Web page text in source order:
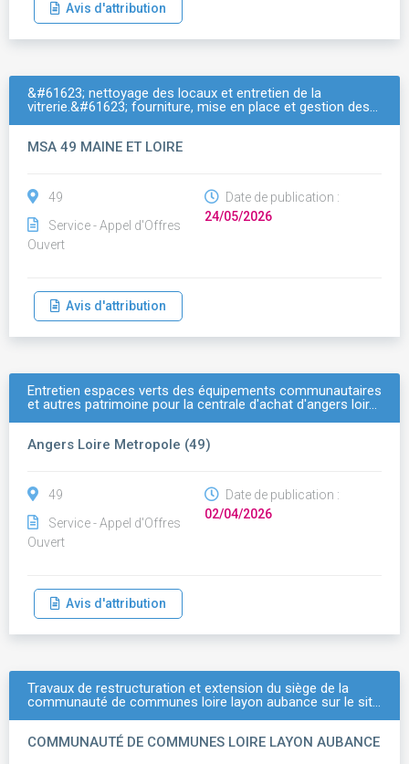
Avis d'attribution
&#61623; nettoyage des locaux et entretien de la
vitrerie.&#61623; fourniture, mise en place et gestion des…
MSA 49 MAINE ET LOIRE
49
Service - Appel d'Offres
Ouvert
Date de publication :
24/05/2026
Avis d'attribution
Entretien espaces verts des équipements communautaires
et autres patrimoine pour la centrale d'achat d'angers loir…
Angers Loire Metropole (49)
49
Service - Appel d'Offres
Ouvert
Date de publication :
02/04/2026
Avis d'attribution
Travaux de restructuration et extension du siège de la
communauté de communes loire layon aubance sur le sit…
COMMUNAUTÉ DE COMMUNES LOIRE LAYON AUBANCE